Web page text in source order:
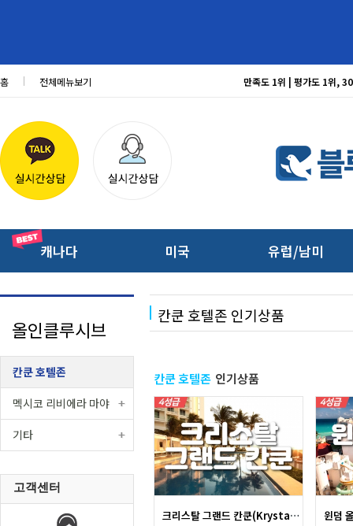
홈 전체메뉴보기 만족도 1위 | 평가도 1위,
캐나다 미국 유럽/남미
올인클루시브
칸쿤 호텔존
멕시코 리비에라 마야
기타
고객센터
칸쿤 호텔존 인기상품
칸쿤 호텔존 인기상품
크리스탈 그랜드 칸쿤(Krystal G...